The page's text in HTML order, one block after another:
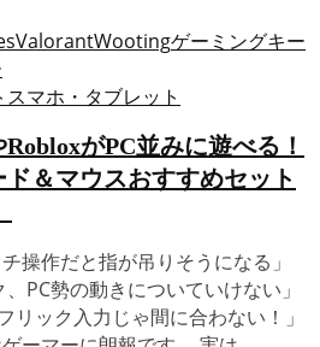
ValorantWootingゲーミングキー
スマホ・タブレット
がPC並みに遊べる！
＆マウスおすすめセット
操作だと指が吊りそうになる」
PC勢の動きについていけない」
リック入力じゃ間に合わない！」